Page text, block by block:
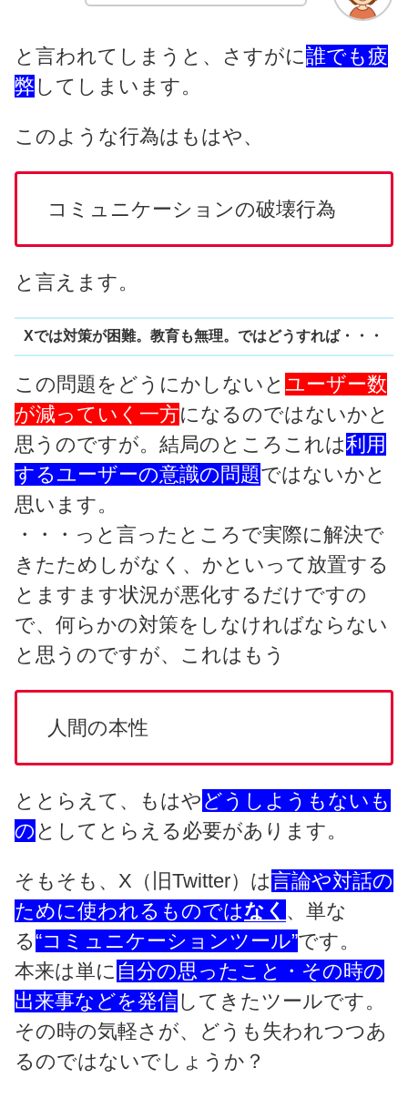
と言われてしまうと、さすがに誰でも疲
弊 してしまいます。
このような行為はもはや、
コミュニケーションの破壊行為
と言えます。
Xでは対策が困難。教育も無理。ではどうすれば・・・
この問題をどうにかしないと ユーザー数
が減っていく一方になるのではないかと
思うのですが。結局のところこれは利用
するユーザーの意識の問題ではないかと
思います。
・・・っと言ったところで実際に解決で
きたためしがなく、かといって放置する
とますます状況が悪化するだけですの
で、何らかの対策をしなければならない
と思うのですが、これはもう
人間の本性
ととらえて、もはや どうしようもないも
の としてとらえる必要があります。
そもそも、X（旧Twitter）は言論や対話の
ために使われるものではなく 、単な
る“コミュニケーションツール”です。
本来は単に 自分の思ったこと・その時の
出来事などを発信してきたツールです。
その時の気軽さが、どうも失われつつあ
るのではないでしょうか？